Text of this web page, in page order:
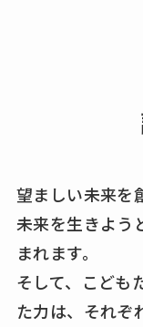
望ましい未来を
未来を生きよう
まれます。
そして、こども
た力は、それぞ